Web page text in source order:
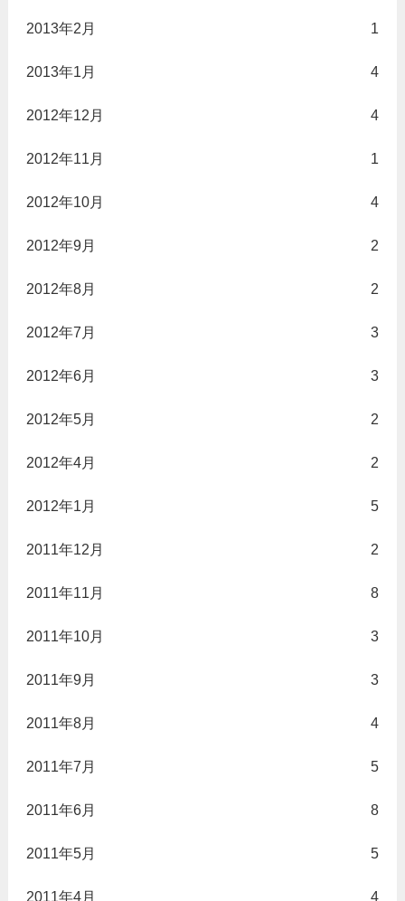
2013年2月 1
2013年1月 4
2012年12月 4
2012年11月 1
2012年10月 4
2012年9月 2
2012年8月 2
2012年7月 3
2012年6月 3
2012年5月 2
2012年4月 2
2012年1月 5
2011年12月 2
2011年11月 8
2011年10月 3
2011年9月 3
2011年8月 4
2011年7月 5
2011年6月 8
2011年5月 5
2011年4月 4